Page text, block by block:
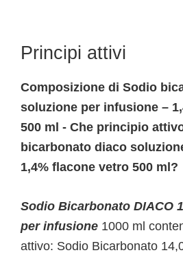
Principi attivi
Composizione di Sodio
soluzione per infusione –
500 ml - Che principio
bicarbonato diaco
1,4% flacone vetro 500 ml?
Sodio Bicarbonato DIACO
per infusione 1000 ml
attivo: Sodio Bicarbonato